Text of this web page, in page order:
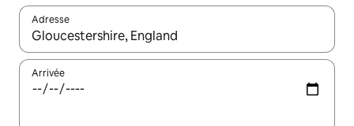
Adresse
Lorsque les résultats s'affichent, utilisez les flèches vers le
Arrivée